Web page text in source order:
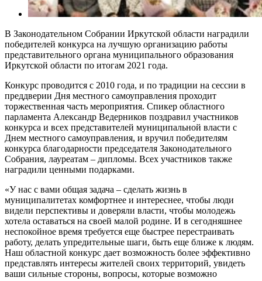
В Законодательном Собрании Иркутской области наградили
победителей конкурса на лучшую организацию работы
представительного органа муниципального образования
Иркутской области по итогам 2021 года.
Конкурс проводится с 2010 года, и по традиции на сессии в
преддверии Дня местного самоуправления проходит
торжественная часть мероприятия. Спикер областного
парламента Александр Ведерников поздравил участников
конкурса и всех представителей муниципальной власти с
Днем местного самоуправления, и вручил победителям
конкурса благодарности председателя Законодательного
Собрания, лауреатам – дипломы. Всех участников также
наградили ценными подарками.
«У нас с вами общая задача – сделать жизнь в
муниципалитетах комфортнее и интереснее, чтобы люди
видели перспективы и доверяли власти, чтобы молодежь
хотела оставаться на своей малой родине. И в сегодняшнее
неспокойное время требуется еще быстрее перестраивать
работу, делать упредительные шаги, быть еще ближе к людям.
Наш областной конкурс дает возможность более эффективно
представлять интересы жителей своих территорий, увидеть
ваши сильные стороны, вопросы, которые возможно